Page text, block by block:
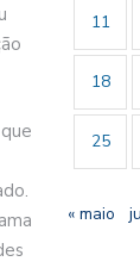
11
18
25
« maio